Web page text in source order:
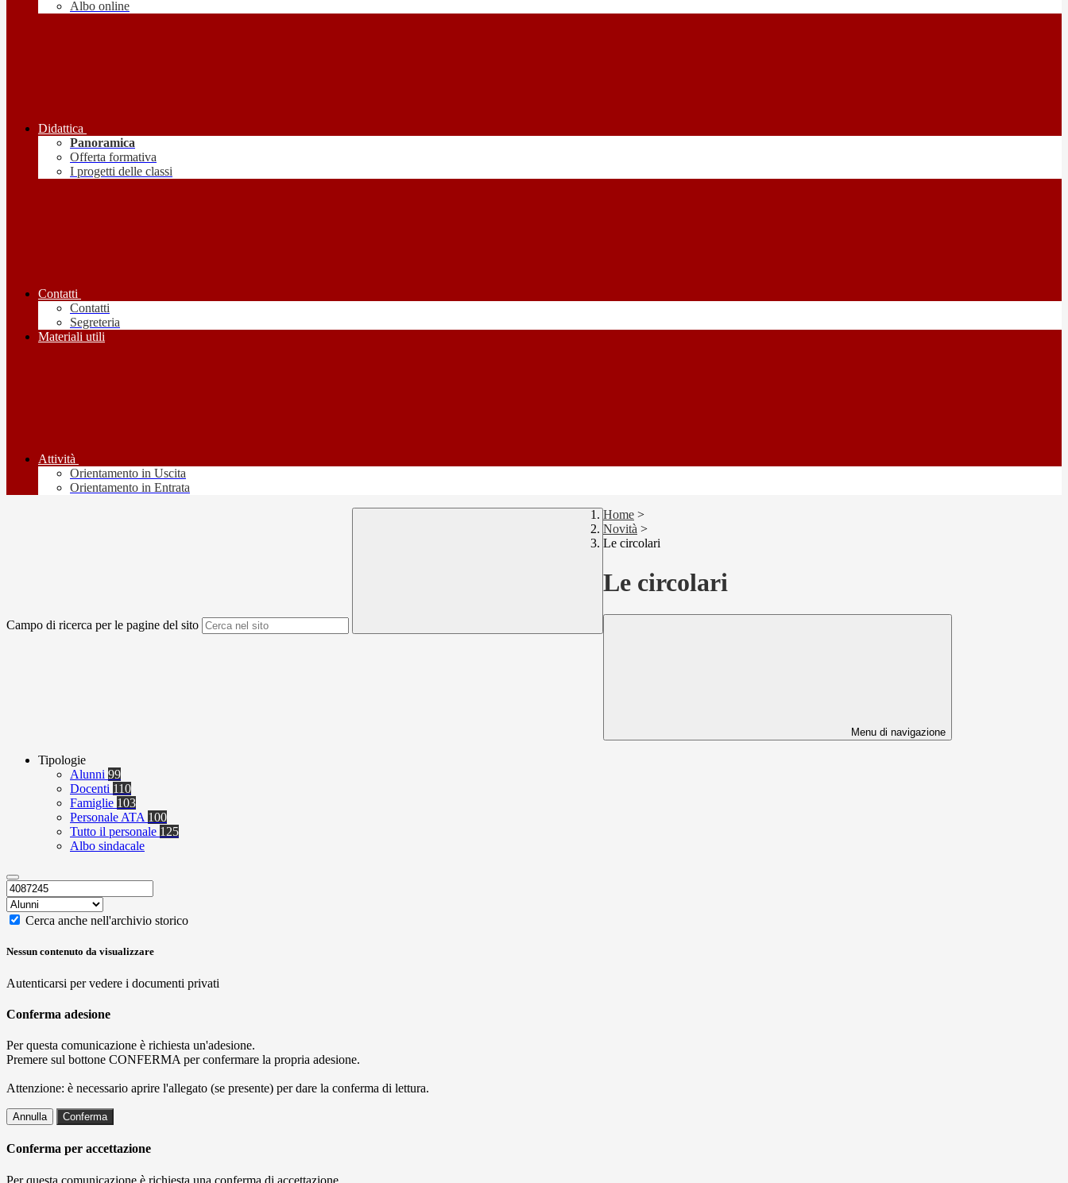
Albo online
Didattica
Panoramica
Offerta formativa
I progetti delle classi
Contatti
Contatti
Segreteria
Materiali utili
Attività
Orientamento in Uscita
Orientamento in Entrata
Campo di ricerca per le pagine del sito
Home >
Novità >
Le circolari
Le circolari
Menu di navigazione
Tipologie
Alunni 99
Docenti 110
Famiglie 103
Personale ATA 100
Tutto il personale 125
Albo sindacale
Cerca anche nell'archivio storico
Nessun contenuto da visualizzare
Autenticarsi per vedere i documenti privati
Conferma adesione
Per questa comunicazione è richiesta un'adesione.
Premere sul bottone CONFERMA per confermare la propria adesione.
Attenzione: è necessario aprire l'allegato (se presente) per dare la conferma di lettura.
Annulla Conferma
Conferma per accettazione
Per questa comunicazione è richiesta una conferma di accettazione.